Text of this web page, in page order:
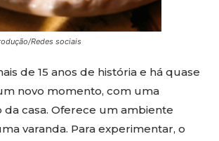
Redes sociais
de 15 anos de história e há quase
novo momento, com uma
casa. Oferece um ambiente
varanda. Para experimentar, o